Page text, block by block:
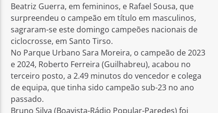
Rádio No ar
Beatriz Guerra, em femininos, e Rafael Sousa, que
surpreendeu o campeão em título em masculinos,
sagraram-se este domingo campeões nacionais de
ciclocrosse, em Santo Tirso.
No Parque Urbano Sara Moreira, o campeão de 2023
e 2024, Roberto Ferreira (Guilhabreu), acabou no
terceiro posto, a 2.49 minutos do vencedor e colega
de equipa, que tinha sido campeão sub-23 no ano
passado.
Bruno Silva (Boavista-Rádio Popular-Paredes) foi